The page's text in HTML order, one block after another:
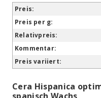
Cera Hispanica
spanisch Wachs